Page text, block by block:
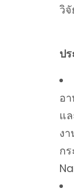
วิ
ป
อ
แ
ง
ก